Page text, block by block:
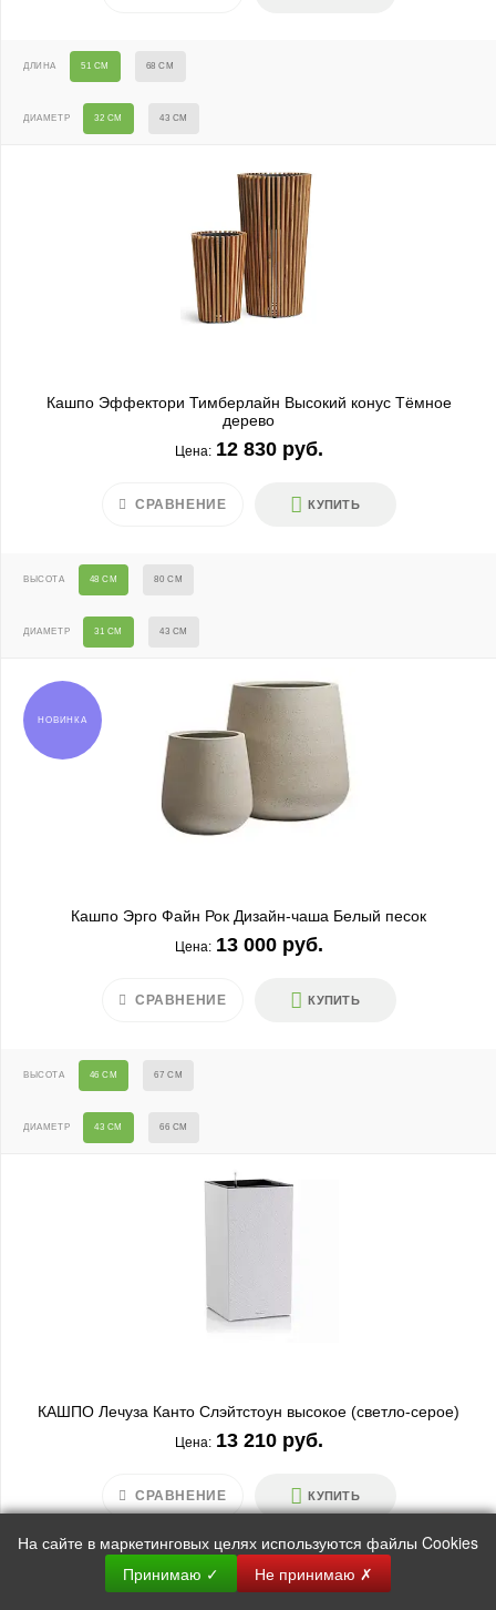
ДЛИНА 51 СМ 68 СМ
ДИАМЕТР 32 СМ 43 СМ
Кашпо Эффектори Тимберлайн Высокий конус Тёмное
дерево
Цена: 12 830 руб.
КУПИТЬ
СРАВНЕНИЕ
ВЫСОТА 48 СМ 80 СМ
ДИАМЕТР 31 СМ 43 СМ
НОВИНКА
Кашпо Эрго Файн Рок Дизайн-чаша Белый песок
Цена: 13 000 руб.
КУПИТЬ
СРАВНЕНИЕ
ВЫСОТА 46 СМ 67 СМ
ДИАМЕТР 43 СМ 66 СМ
КАШПО Лечуза Канто Слэйтстоун высокое (светло-серое)
Цена: 13 210 руб.
КУПИТЬ
СРАВНЕНИЕ
40 СМ
На сайте в маркетинговых целях используются файлы Cookies
Принимаю ✓ Не принимаю✗